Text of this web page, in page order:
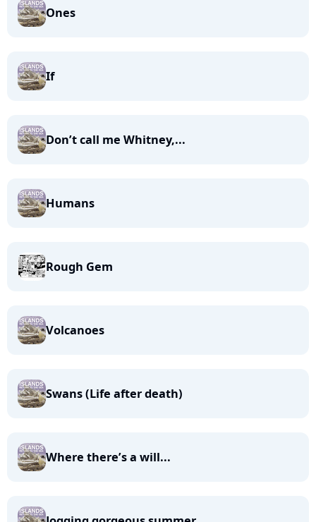
Ones
If
Don’t call me Whitney,...
Humans
Rough Gem
Volcanoes
Swans (Life after death)
Where there’s a will...